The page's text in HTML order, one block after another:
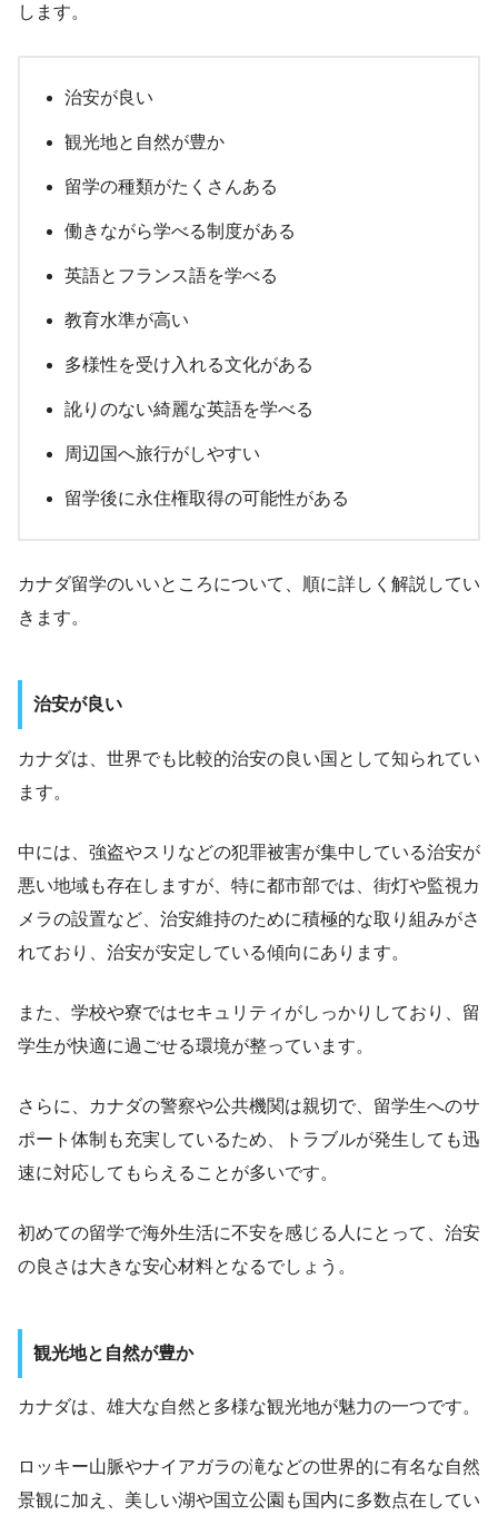
します。
治安が良い
観光地と自然が豊か
留学の種類がたくさんある
働きながら学べる制度がある
英語とフランス語を学べる
教育水準が高い
多様性を受け入れる文化がある
訛りのない綺麗な英語を学べる
周辺国へ旅行がしやすい
留学後に永住権取得の可能性がある
カナダ留学のいいところについて、順に詳しく解説してい
きます。
治安が良い
カナダは、世界でも比較的治安の良い国として知られてい
ます。
中には、強盗やスリなどの犯罪被害が集中している治安が
悪い地域も存在しますが、特に都市部では、街灯や監視カ
メラの設置など、治安維持のために積極的な取り組みがさ
れており、治安が安定している傾向にあります。
また、学校や寮ではセキュリティがしっかりしており、留
学生が快適に過ごせる環境が整っています。
さらに、カナダの警察や公共機関は親切で、留学生へのサ
ポート体制も充実しているため、トラブルが発生しても迅
速に対応してもらえることが多いです。
初めての留学で海外生活に不安を感じる人にとって、治安
の良さは大きな安心材料となるでしょう。
観光地と自然が豊か
カナダは、雄大な自然と多様な観光地が魅力の一つです。
ロッキー山脈やナイアガラの滝などの世界的に有名な自然
景観に加え、美しい湖や国立公園も国内に多数点在してい